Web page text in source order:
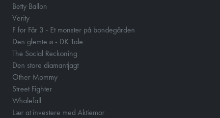
Betty Ballon
Verity
F for Får 3 - Et monster på bondegården
Den glemte ø - DK Tale
The Social Reckoning
Den store diamantjagt
Other Mommy
Street Fighter
Whalefall
Lær at investere med Aktiemor